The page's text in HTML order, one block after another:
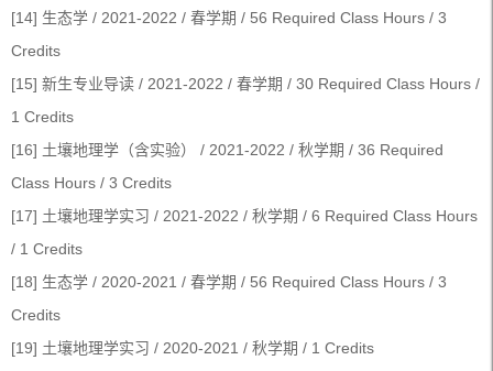
[14] 生态学 / 2021-2022 / 春学期 / 56 Required Class Hours / 3
Credits
[15] 新生专业导读 / 2021-2022 / 春学期 / 30 Required Class Hours /
1 Credits
[16] 土壤地理学（含实验） / 2021-2022 / 秋学期 / 36 Required
Class Hours / 3 Credits
[17] 土壤地理学实习 / 2021-2022 / 秋学期 / 6 Required Class Hours
/ 1 Credits
[18] 生态学 / 2020-2021 / 春学期 / 56 Required Class Hours / 3
Credits
[19] 土壤地理学实习 / 2020-2021 / 秋学期 / 1 Credits